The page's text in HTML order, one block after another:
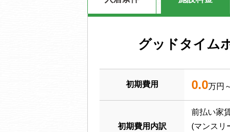
グッドタイム
初期費用 0.0万円
初期費用内訳
前払い家
(マンスリ